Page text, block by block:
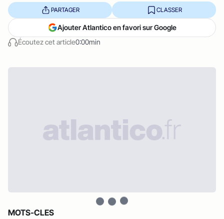
Écoutez cet article0:00min
PARTAGER CLASSER
Ajouter Atlantico en favori sur Google
MOTS-CLES